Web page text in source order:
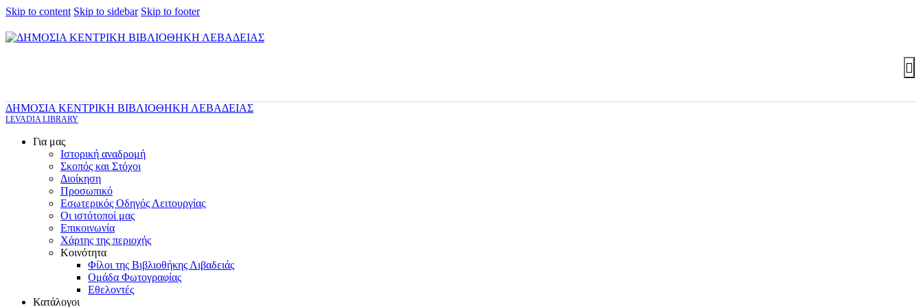
Skip to content Skip to sidebar Skip to footer
ΔΗΜΟΣΙΑ ΚΕΝΤΡΙΚΗ ΒΙΒΛΙΟΘΗΚΗ ΛΕΒΑΔΕΙΑΣ
LEVADIA LIBRARY
Για μας
Ιστορική αναδρομή
Σκοπός και Στόχοι
Διοίκηση
Προσωπικό
Εσωτερικός Οδηγός Λειτουργίας
Οι ιστότοποί μας
Επικοινωνία
Χάρτης της περιοχής
Κοινότητα
Φίλοι της Βιβλιοθήκης Λιβαδειάς
Ομάδα Φωτογραφίας
Εθελοντές
Κατάλογοι